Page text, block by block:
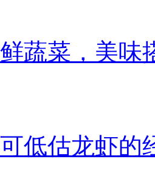
蔬菜，美味
低估龙虾的